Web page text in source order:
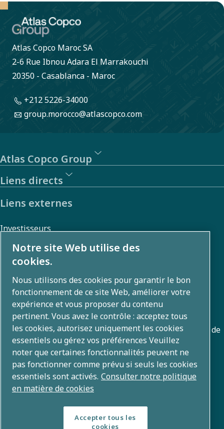
Atlas Copco Maroc SA
2-6 Rue Ibnou Adara El Marrakouchi
20350 - Casablanca - Maroc
+212 5226-34000
group.morocco@atlascopco.com
Atlas Copco Group
Liens directs
Liens externes
Investisseurs
Galerie photos et vidéos
Qui sommes-nous ?
Atlas Copco Group développe des solutions innovantes
dans les domaines de l'air et du gaz comprimés, du vide, de
l'outillage industriel et de l'énergie mobile. Avec un
portefeuille mondial de plus de 80 marques, nous
développons des technologies qui transforment l'avenir.
Notre site Web utilise des
cookies.
Nous utilisons des cookies pour garantir le bon
fonctionnement de ce site Web, améliorer votre
expérience et vous proposer du contenu
pertinent. Vous avez le contrôle : acceptez tous
les cookies, autorisez uniquement les cookies
essentiels ou gérez vos préférences Veuillez
noter que certaines fonctionnalités peuvent ne
pas fonctionner comme prévu si seuls les cookies
essentiels sont activés. Consulter notre politique
en matière de cookies
Accepter tous les
cookies